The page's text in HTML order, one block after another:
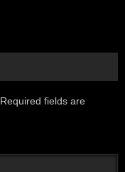
Required fields are